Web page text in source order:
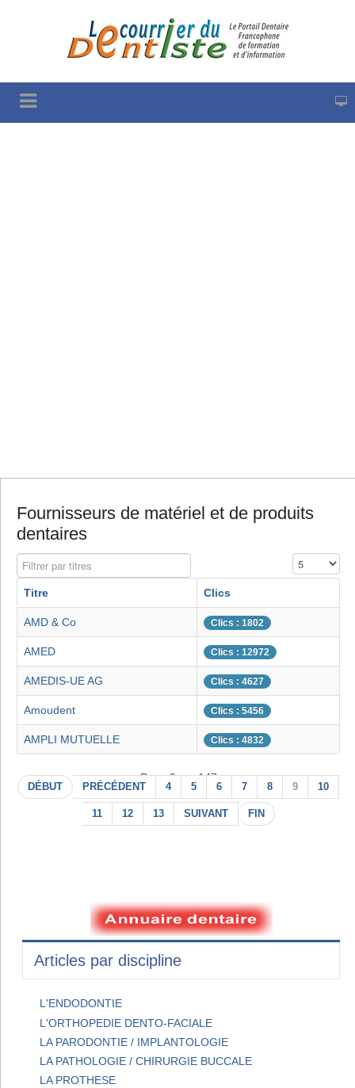
Fournisseurs de matériel et de produits
dentaires
Filtrer par titres Affichage #
Titre Clics
AMD & Co Clics : 1802
AMED Clics : 12972
AMEDIS-UE AG Clics : 4627
Amoudent Clics : 5456
AMPLI MUTUELLE Clics : 4832
Page 9 sur 147
DÉBUT PRÉCÉDENT 4 5 6 7 8 9 10
11 12 13 SUIVANT FIN
Articles par discipline
L'ENDODONTIE
L'ORTHOPEDIE DENTO-FACIALE
LA PARODONTIE / IMPLANTOLOGIE
LA PATHOLOGIE / CHIRURGIE BUCCALE
LA PROTHESE